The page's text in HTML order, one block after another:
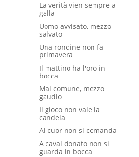
La verità vien sempre a
galla
Uomo avvisato, mezzo
salvato
Una rondine non fa
primavera
Il mattino ha l'oro in
bocca
Mal comune, mezzo
gaudio
Il gioco non vale la
candela
Al cuor non si comanda
A caval donato non si
guarda in bocca